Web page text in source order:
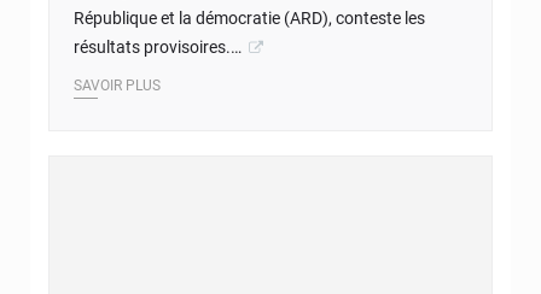
République et la démocratie (ARD), conteste les
résultats provisoires.…
SAVOIR PLUS